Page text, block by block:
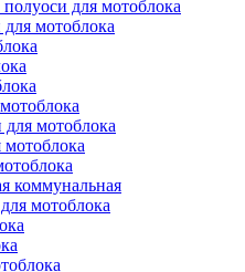
для мотоблока
мотоблока
мотоблока
коммунальная
мотоблока